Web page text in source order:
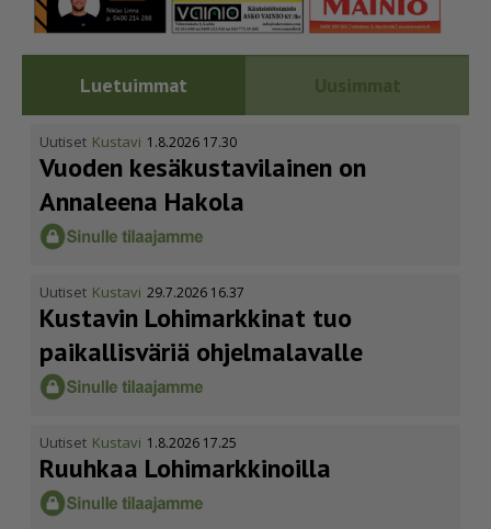
Luetuimmat Uusimmat
Uutiset Kustavi 1.8.2026 17.30
Vuoden kesäkus­ta­vi­lainen on
Annaleena Hakola
Uutiset Kustavi 29.7.2026 16.37
Kustavin Lohimarkkinat tuo
paikallisväriä ohjelmalavalle
Uutiset Kustavi 1.8.2026 17.25
Ruuhkaa Lohimark­ki­noilla